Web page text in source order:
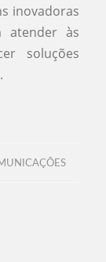
inovadoras
atender às
soluções